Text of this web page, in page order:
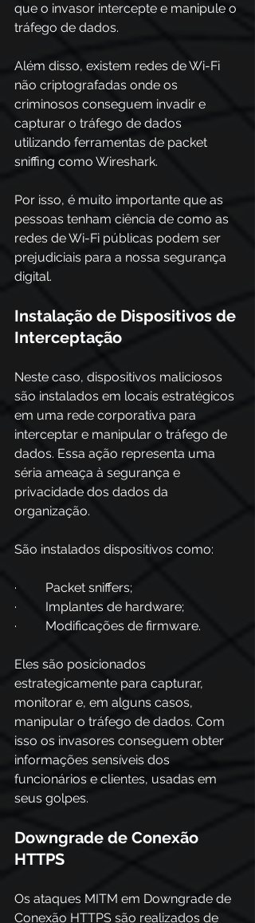
que o invasor intercepte e manipule o
tráfego de dados.
Além disso, existem redes de Wi-Fi
não criptografadas onde os
criminosos conseguem invadir e
capturar o tráfego de dados
utilizando ferramentas de packet
sniffing como Wireshark.
Por isso, é muito importante que as
pessoas tenham ciência de como as
redes de Wi-Fi públicas podem ser
prejudiciais para a nossa segurança
digital.
Instalação de Dispositivos de
Interceptação
Neste caso, dispositivos maliciosos
são instalados em locais estratégicos
em uma rede corporativa para
interceptar e manipular o tráfego de
dados. Essa ação representa uma
séria ameaça à segurança e
privacidade dos dados da
organização.
São instalados dispositivos como:
·         Packet sniffers;
·         Implantes de hardware;
·         Modificações de firmware.
Eles são posicionados
estrategicamente para capturar,
monitorar e, em alguns casos,
manipular o tráfego de dados. Com
isso os invasores conseguem obter
informações sensíveis dos
funcionários e clientes, usadas em
seus golpes.
Downgrade de Conexão
HTTPS
Os ataques MITM em Downgrade de
Conexão HTTPS são realizados de